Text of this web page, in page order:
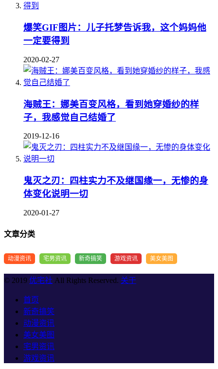
爆笑GIF图片：儿子托梦告诉我，这个妈妈他
一定要得到
2020-02-27
海贼王：娜美百变风格，看到她穿婚纱的样
子，我感觉自己结婚了
2019-12-16
鬼灭之刃：四柱实力不及继国缘一，无惨的身
体变化说明一切
2020-01-27
文章分类
动漫资讯 宅男资讯 新奇搞笑 游戏资讯 美女美图
© 2019 优宅社 All Rights Reserved. 关于
首页
新奇搞笑
动漫资讯
美女美图
宅男资讯
游戏资讯